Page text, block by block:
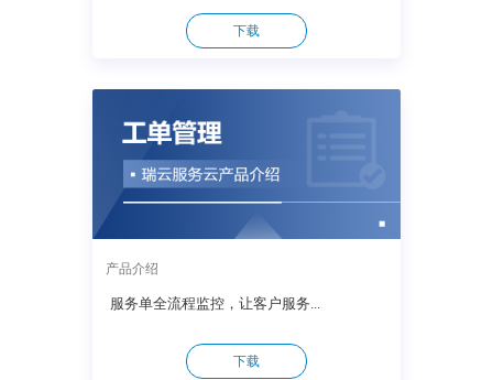
下载
产品介绍
服务单全流程监控，让客户服务...
下载